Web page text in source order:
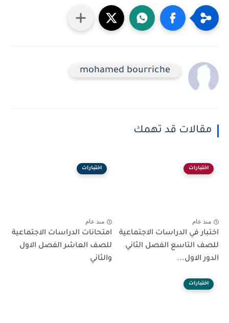
mohamed bourriche
مقالات قد تهمك
اختبارات
منذ عام
اختبار في الدراسات الاجتماعية
للصف التاسع الفصل الثاني
الدور الاول...
اختبارات
منذ عام
امتحانات الدراسات الاجتماعية
للصف العاشر الفصل الاول
والثاني
اختبارات